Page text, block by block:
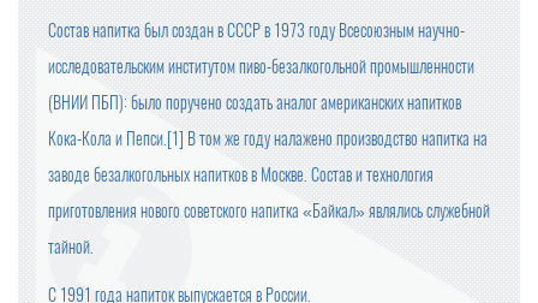
Состав напитка был создан в СССР в 1973 году Всесоюзным научно-
исследовательским институтом пиво-безалкогольной промышленности
(ВНИИ ПБП): было поручено создать аналог американских напитков
Кока-Кола и Пепси.[1] В том же году налажено производство напитка на
заводе безалкогольных напитков в Москве. Состав и технология
приготовления нового советского напитка «Байкал» являлись служебной
тайной.
С 1991 года напиток выпускается в России.